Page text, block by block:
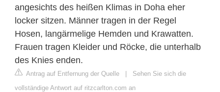
angesichts des heißen Klimas in Doha eher
locker sitzen. Männer tragen in der Regel
Hosen, langärmelige Hemden und Krawatten.
Frauen tragen Kleider und Röcke, die unterhalb
des Knies enden.
Antrag auf Entfernung der Quelle | Sehen Sie sich die
vollständige Antwort auf ritzcarlton.com an